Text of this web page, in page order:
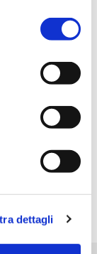
in
seguente link
dettagli